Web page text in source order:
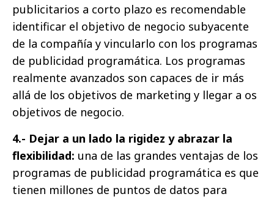
publicitarios a corto plazo es recomendable
identificar el objetivo de negocio subyacente
de la compañía y vincularlo con los programas
de publicidad programática. Los programas
realmente avanzados son capaces de ir más
allá de los objetivos de marketing y llegar a os
objetivos de negocio.
4.- Dejar a un lado la rigidez y abrazar la
flexibilidad: una de las grandes ventajas de los
programas de publicidad programática es que
tienen millones de puntos de datos para